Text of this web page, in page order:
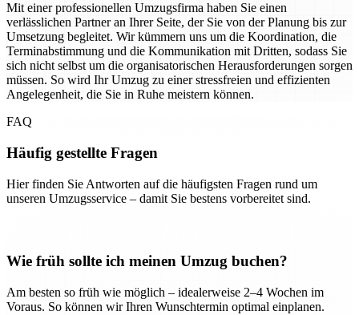
Mit einer professionellen Umzugsfirma haben Sie einen
verlässlichen Partner an Ihrer Seite, der Sie von der Planung bis zur
Umsetzung begleitet. Wir kümmern uns um die Koordination, die
Terminabstimmung und die Kommunikation mit Dritten, sodass Sie
sich nicht selbst um die organisatorischen Herausforderungen sorgen
müssen. So wird Ihr Umzug zu einer stressfreien und effizienten
Angelegenheit, die Sie in Ruhe meistern können.
FAQ
Häufig gestellte Fragen
Hier finden Sie Antworten auf die häufigsten Fragen rund um
unseren Umzugsservice – damit Sie bestens vorbereitet sind.
Wie früh sollte ich meinen Umzug buchen?
Am besten so früh wie möglich – idealerweise 2–4 Wochen im
Voraus. So können wir Ihren Wunschtermin optimal einplanen.